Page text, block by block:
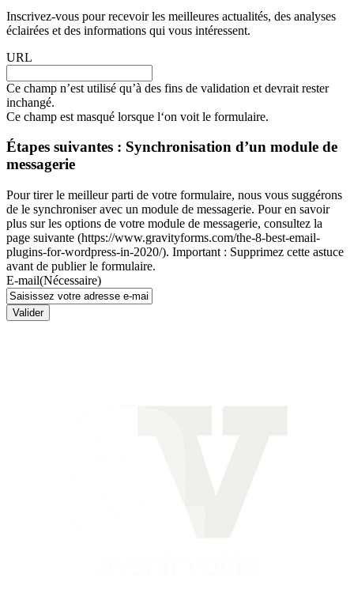
Inscrivez-vous pour recevoir les meilleures actualités, des analyses
éclairées et des informations qui vous intéressent.
URL
Ce champ n’est utilisé qu’à des fins de validation et devrait rester
inchangé.
Ce champ est masqué lorsque l‘on voit le formulaire.
Étapes suivantes : Synchronisation d’un module de
messagerie
Pour tirer le meilleur parti de votre formulaire, nous vous suggérons
de le synchroniser avec un module de messagerie. Pour en savoir
plus sur les options de votre module de messagerie, consultez la
page suivante (https://www.gravityforms.com/the-8-best-email-
plugins-for-wordpress-in-2020/). Important : Supprimez cette astuce
avant de publier le formulaire.
E-mail(Nécessaire)
Valider